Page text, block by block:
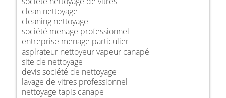
clean nettoyage
cleaning nettoyage
société menage professionnel
entreprise menage particulier
aspirateur nettoyeur vapeur canapé
site de nettoyage
devis société de nettoyage
lavage de vitres professionnel
nettoyage tapis canape